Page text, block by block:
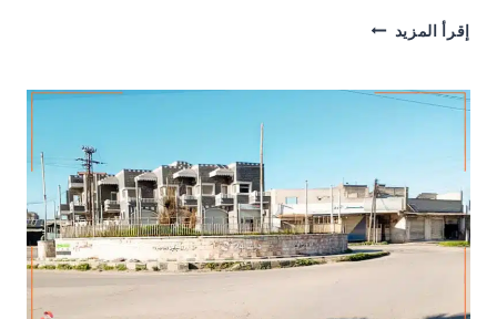
إقرأ المزيد استهداف
في